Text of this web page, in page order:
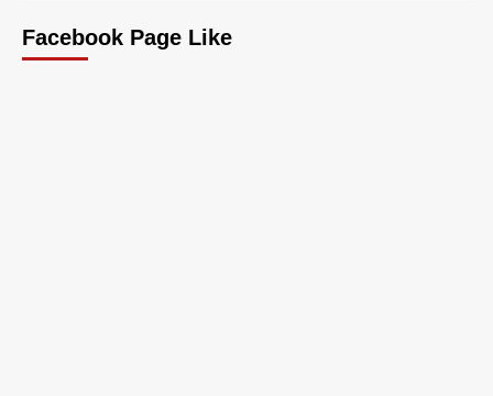
Facebook Page Like